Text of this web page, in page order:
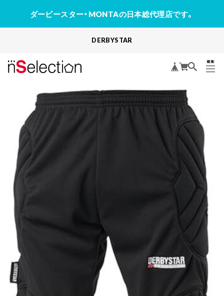
ダービースター・MONTAの日本総代理店です。
DERBYSTAR
MENU
CLOSE